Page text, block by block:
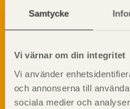
Samtycke
Vi värnar om din integritet
Vi använder
och annonserna till
sociala medier och
Prenumerera på
informationsutskick!